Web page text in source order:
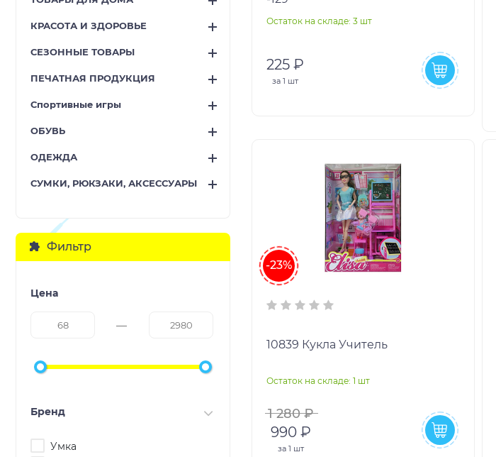
КРАСОТА И ЗДОРОВЬЕ
СЕЗОННЫЕ ТОВАРЫ
ПЕЧАТНАЯ ПРОДУКЦИЯ
Спортивные игры
ОБУВЬ
ОДЕЖДА
СУМКИ, РЮКЗАКИ, АКСЕССУАРЫ
Фильтр
Цена
Бренд
Умка
Остаток на складе: 3 шт
225 ₽
за 1 шт
-23%
10839 Кукла Учитель
Остаток на складе: 1 шт
1 280 ₽
990 ₽
за 1 шт